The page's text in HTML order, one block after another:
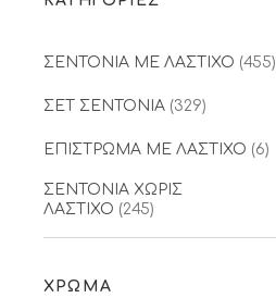
ΣΕΝΤΟΝΙΑ ΜΕ ΛΑΣΤΙΧΟ (455)
ΣΕΤ ΣΕΝΤΟΝΙΑ (329)
ΕΠΙΣΤΡΩΜΑ ΜΕ ΛΑΣΤΙΧΟ (6)
ΣΕΝΤΟΝΙΑ ΧΩΡΙΣ
ΛΑΣΤΙΧΟ (245)
ΧΡΩΜΑ